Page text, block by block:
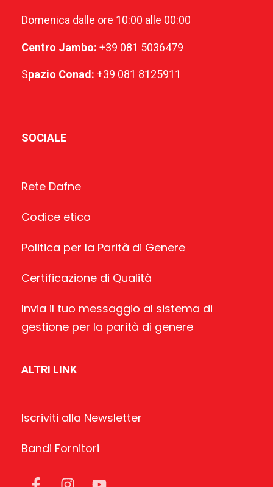
Domenica dalle ore 10:00 alle 00:00
Centro Jambo: +39 081 5036479
Spazio Conad: +39 081 8125911
SOCIALE
Rete Dafne
Codice etico
Politica per la Parità di Genere
Certificazione di Qualità
Invia il tuo messaggio al sistema di
gestione per la parità di genere
ALTRI LINK
Iscriviti alla Newsletter
Bandi Fornitori